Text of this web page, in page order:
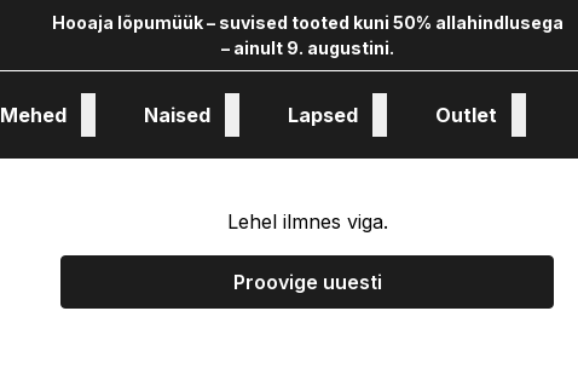
Hooaja lõpumüük – suvised tooted kuni 50% allahindlusega
– ainult 9. augustini.
Mehed Naised Lapsed Outlet
Lehel ilmnes viga.
Proovige uuesti